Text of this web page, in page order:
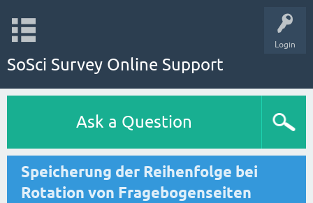
Login
SoSci Survey Online Support
Ask a Question
Speicherung der Reihenfolge bei
Rotation von Fragebogenseiten